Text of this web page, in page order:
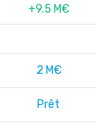
+9.5 M€
2 M€
Prêt